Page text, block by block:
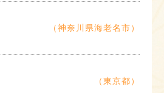
（神奈川県海老名市）
（東京都）